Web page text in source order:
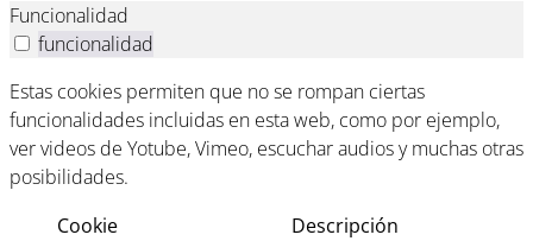
Funcionalidad
funcionalidad
Estas cookies permiten que no se rompan ciertas
funcionalidades incluidas en esta web, como por ejemplo,
ver videos de Yotube, Vimeo, escuchar audios y muchas otras
posibilidades.
Cookie
Descripción